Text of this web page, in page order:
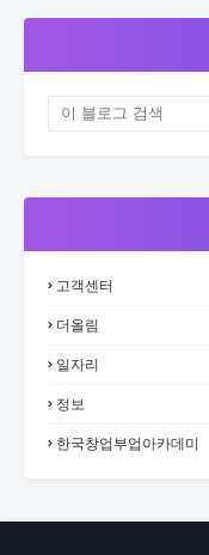
고객센터
더올림
일자리
정보
한국창업부업아카데미